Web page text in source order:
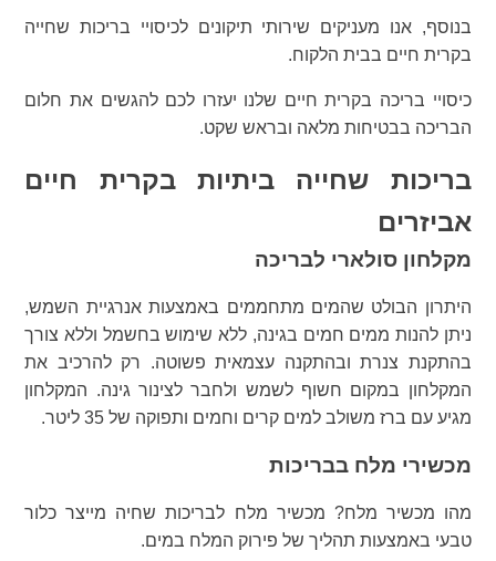
בנוסף, אנו מעניקים שירותי תיקונים לכיסויי בריכות שחייה
בקרית חיים בבית הלקוח.
כיסויי בריכה בקרית חיים שלנו יעזרו לכם להגשים את חלום
הבריכה בבטיחות מלאה ובראש שקט.
בריכות שחייה ביתיות בקרית חיים
אביזרים
מקלחון סולארי לבריכה
היתרון הבולט שהמים מתחממים באמצעות אנרגיית השמש,
ניתן להנות ממים חמים בגינה, ללא שימוש בחשמל וללא צורך
בהתקנת צנרת ובהתקנה עצמאית פשוטה. רק להרכיב את
המקלחון במקום חשוף לשמש ולחבר לצינור גינה. המקלחון
מגיע עם ברז משולב למים קרים וחמים ותפוקה של 35 ליטר.
מכשירי מלח בבריכות
מהו מכשיר מלח? מכשיר מלח לבריכות שחיה מייצר כלור
טבעי באמצעות תהליך של פירוק המלח במים.